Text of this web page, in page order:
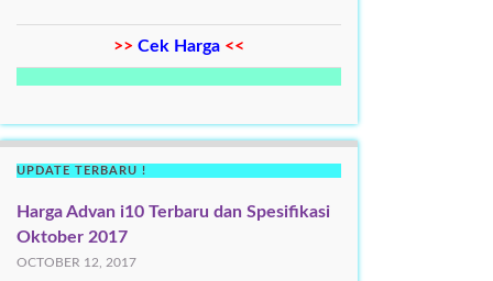
>> Cek Harga <<
UPDATE TERBARU !
Harga Advan i10 Terbaru dan Spesifikasi
Oktober 2017
OCTOBER 12, 2017